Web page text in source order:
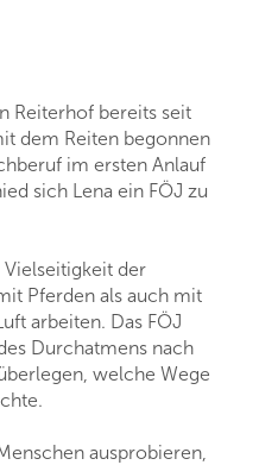
Reiterhof bereits seit
dem Reiten begonnen
im ersten Anlauf
sich Lena ein FÖJ zu
Vielseitigkeit der
Pferden als auch mit
arbeiten. Das FÖJ
Durchatmens nach
welche Wege
ausprobieren,